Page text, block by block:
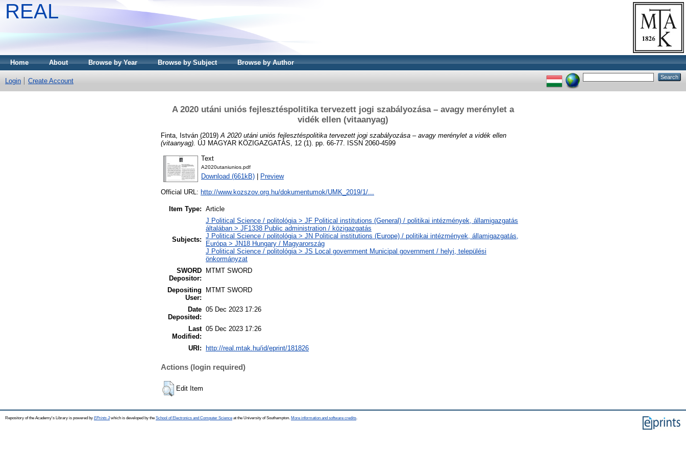
REAL
Home About Browse by Year Browse by Subject Browse by Author
Login Create Account
A 2020 utáni uniós fejlesztéspolitika tervezett jogi szabályozása – avagy merénylet a
vidék ellen (vitaanyag)
Finta, István (2019) A 2020 utáni uniós fejlesztéspolitika tervezett jogi szabályozása – avagy merénylet a vidék ellen
(vitaanyag). ÚJ MAGYAR KÖZIGAZGATÁS, 12 (1). pp. 66-77. ISSN 2060-4599
Text
A2020utaniunios.pdf
Download (661kB) Preview
Official URL: http://www.kozszov.org.hu/dokumentumok/UMK_2019/1/...
Item Type: Article
Subjects:
J Political Science / politológia > JF Political institutions (General) / politikai intézmények, államigazgatás
általában > JF1338 Public administration / közigazgatás
J Political Science / politológia > JN Political institutions (Europe) / politikai intézmények, államigazgatás,
Európa > JN18 Hungary / Magyarország
J Political Science / politológia > JS Local government Municipal government / helyi, települési
önkormányzat
SWORD
Depositor:
MTMT SWORD
Depositing
User:
MTMT SWORD
Date
Deposited:
05 Dec 2023 17:26
Last
Modified:
05 Dec 2023 17:26
URI: http://real.mtak.hu/id/eprint/181826
Actions (login required)
Edit Item
Repository of the Academy's Library is powered by EPrints 3which is developed by the School of Electronics and Computer Science at the University of Southampton. More information and software credits